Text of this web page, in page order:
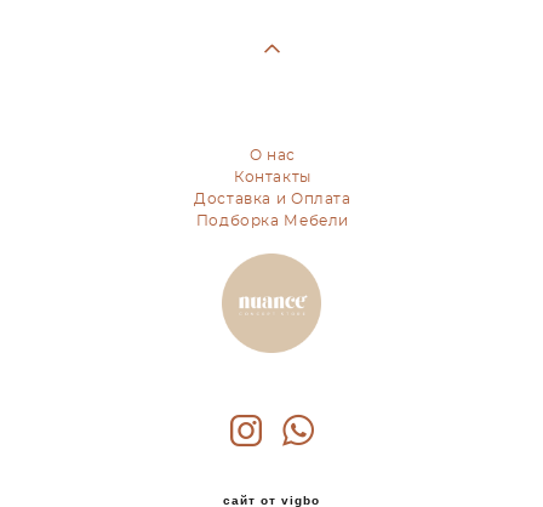
О нас
Контакты
Доставка и Оплата
Подборка Мебели
сайт от vigbo